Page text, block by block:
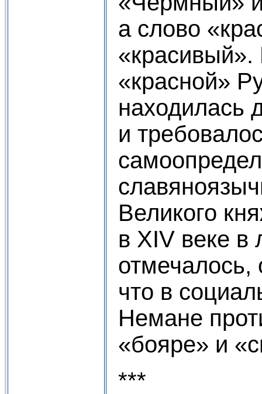
а слово
«красивый».
«красной»
находилась
и
Великого
в XIV веке в
отмечалось,
что в
Немане
«бояре» и
***